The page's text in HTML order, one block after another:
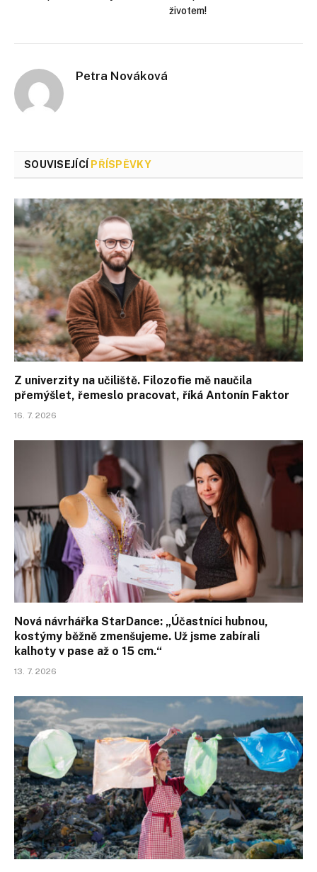
životem!
Petra Nováková
SOUVISEJÍCÍ PŘÍSPĚVKY
Z univerzity na učiliště. Filozofie mě naučila
přemýšlet, řemeslo pracovat, říká Antonín Faktor
16. 7. 2026
Nová návrhářka StarDance: „Účastníci hubnou,
kostýmy běžně zmenšujeme. Už jsme zabírali
kalhoty v pase až o 15 cm.“
13. 7. 2026